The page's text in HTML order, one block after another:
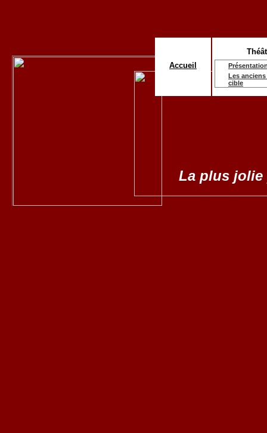
La plus jolie
Accueil
Les anciens
cible